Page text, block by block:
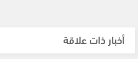
أخبار ذات علاقة